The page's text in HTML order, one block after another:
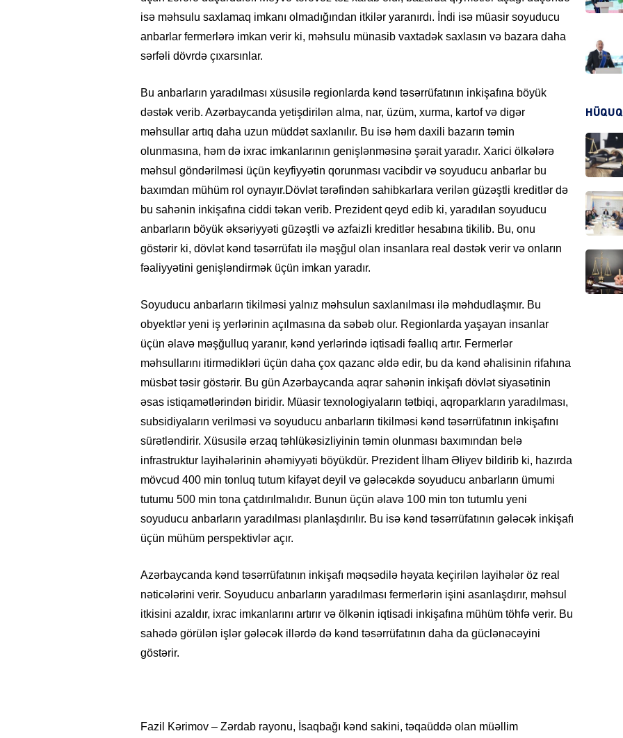
isə məhsulu saxlamaq imkanı olmadığından itkilər yaranırdı. İndi isə müasir soyuducu
anbarlar fermerlərə imkan verir ki, məhsulu münasib vaxtadək saxlasın və bazara daha
sərfəli dövrdə çıxarsınlar.
Bu anbarların yaradılması xüsusilə regionlarda kənd təsərrüfatının inkişafına böyük
dəstək verib. Azərbaycanda yetişdirilən alma, nar, üzüm, xurma, kartof və digər
məhsullar artıq daha uzun müddət saxlanılır. Bu isə həm daxili bazarın təmin
olunmasına, həm də ixrac imkanlarının genişlənməsinə şərait yaradır. Xarici ölkələrə
məhsul göndərilməsi üçün keyfiyyətin qorunması vacibdir və soyuducu anbarlar bu
baxımdan mühüm rol oynayır.Dövlət tərəfindən sahibkarlara verilən güzəştli kreditlər də
bu sahənin inkişafına ciddi təkan verib. Prezident qeyd edib ki, yaradılan soyuducu
anbarların böyük əksəriyyəti güzəştli və azfaizli kreditlər hesabına tikilib. Bu, onu
göstərir ki, dövlət kənd təsərrüfatı ilə məşğul olan insanlara real dəstək verir və onların
fəaliyyətini genişləndirmək üçün imkan yaradır.
Soyuducu anbarların tikilməsi yalnız məhsulun saxlanılması ilə məhdudlaşmır. Bu
obyektlər yeni iş yerlərinin açılmasına da səbəb olur. Regionlarda yaşayan insanlar
üçün əlavə məşğulluq yaranır, kənd yerlərində iqtisadi fəallıq artır. Fermerlər
məhsullarını itirmədikləri üçün daha çox qazanc əldə edir, bu da kənd əhalisinin rifahına
müsbət təsir göstərir. Bu gün Azərbaycanda aqrar sahənin inkişafı dövlət siyasətinin
əsas istiqamətlərindən biridir. Müasir texnologiyaların tətbiqi, aqroparkların yaradılması,
subsidiyaların verilməsi və soyuducu anbarların tikilməsi kənd təsərrüfatının inkişafını
sürətləndirir. Xüsusilə ərzaq təhlükəsizliyinin təmin olunması baxımından belə
infrastruktur layihələrinin əhəmiyyəti böyükdür. Prezident İlham Əliyev bildirib ki, hazırda
mövcud 400 min tonluq tutum kifayət deyil və gələcəkdə soyuducu anbarların ümumi
tutumu 500 min tona çatdırılmalıdır. Bunun üçün əlavə 100 min ton tutumlu yeni
soyuducu anbarların yaradılması planlaşdırılır. Bu isə kənd təsərrüfatının gələcək inkişafı
üçün mühüm perspektivlər açır.
Azərbaycanda kənd təsərrüfatının inkişafı məqsədilə həyata keçirilən layihələr öz real
nəticələrini verir. Soyuducu anbarların yaradılması fermerlərin işini asanlaşdırır, məhsul
itkisini azaldır, ixrac imkanlarını artırır və ölkənin iqtisadi inkişafına mühüm töhfə verir. Bu
sahədə görülən işlər gələcək illərdə də kənd təsərrüfatının daha da güclənəcəyini
göstərir.
Fazil Kərimov – Zərdab rayonu, İsaqbağı kənd sakini, təqaüddə olan müəllim
HÜQUQ